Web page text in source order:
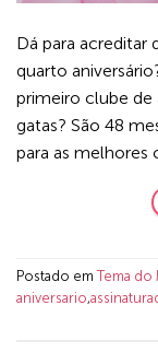
Dá para acreditar
quarto
primeiro clube de
gatas? São 48
para as melhores
Postado emTema do
aniversario,